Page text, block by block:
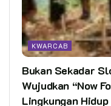
KWARCAB
Bukan Sekadar
Wujudkan “Now
Lingkungan